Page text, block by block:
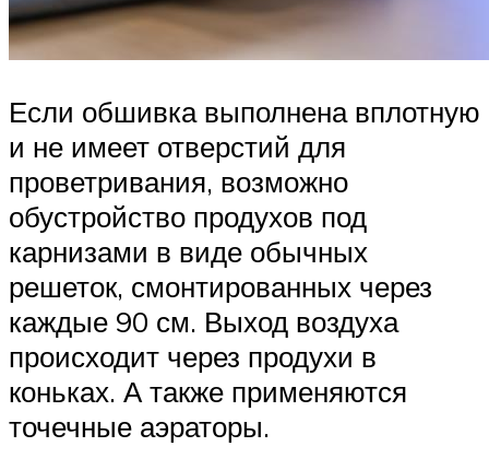
Если обшивка выполнена вплотную
и не имеет отверстий для
проветривания, возможно
обустройство продухов под
карнизами в виде обычных
решеток, смонтированных через
каждые 90 см. Выход воздуха
происходит через продухи в
коньках. А также применяются
точечные аэраторы.